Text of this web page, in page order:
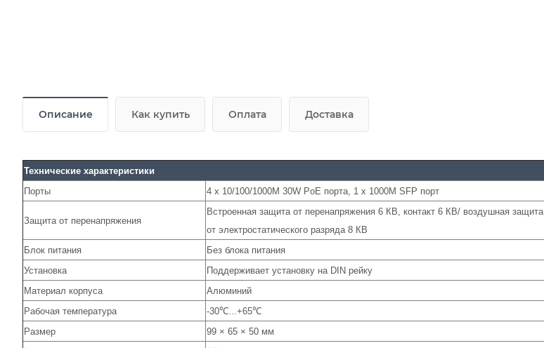
Описание Как купить Оплата Доставка
Технические характеристики
Порты
4 х 10/100/1000M 30W PoE порта, 1 х 1000M SFP порт
Защита от перенапряжения
Встроенная защита от перенапряжения 6 КВ, контакт 6 КВ/ воздушная защита
от электростатического разряда 8 КВ
Блок питания
Без блока питания
Установка
Поддерживает установку на DIN рейку
Материал корпуса
Алюминий
Рабочая температура
-30℃...+65℃
Размер
99 × 65 × 50 мм